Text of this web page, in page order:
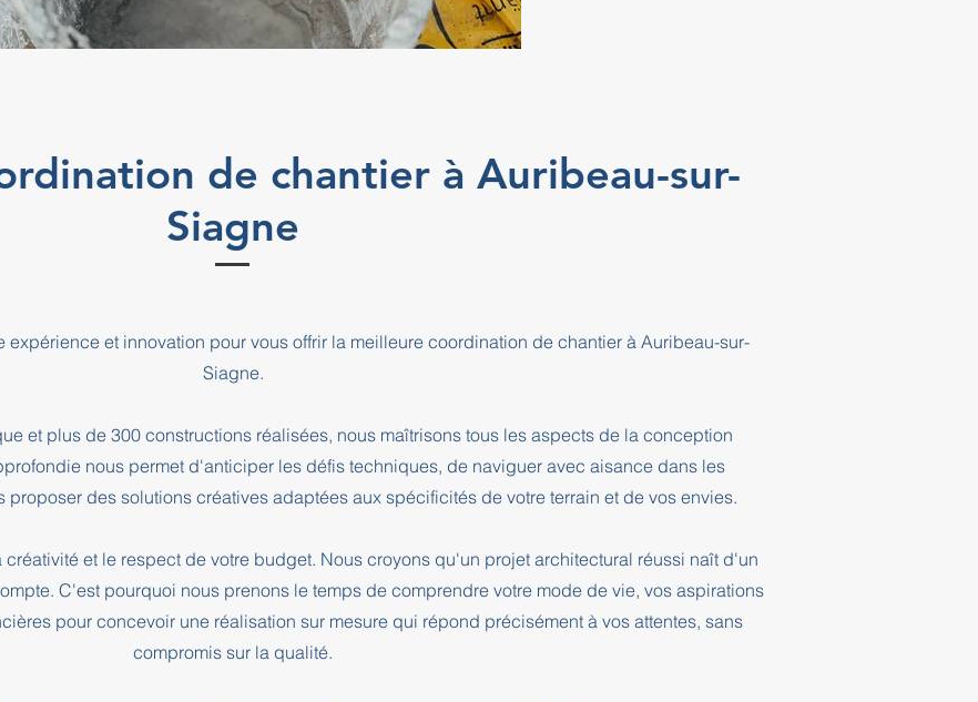
de chantier à Auribeau-sur-
Siagne
et innovation pour vous offrir la meilleure coordination de chantier à Auribeau-sur-
Siagne.
et plus de 300 constructions réalisées, nous maîtrisons tous les aspects de la conception
nous permet d'anticiper les défis techniques, de naviguer avec aisance dans les
proposer des solutions créatives adaptées aux spécificités de votre terrain et de vos envies.
et le respect de votre budget. Nous croyons qu'un projet architectural réussi naît d'un
C'est pourquoi nous prenons le temps de comprendre votre mode de vie, vos aspirations
pour concevoir une réalisation sur mesure qui répond précisément à vos attentes, sans
compromis sur la qualité.